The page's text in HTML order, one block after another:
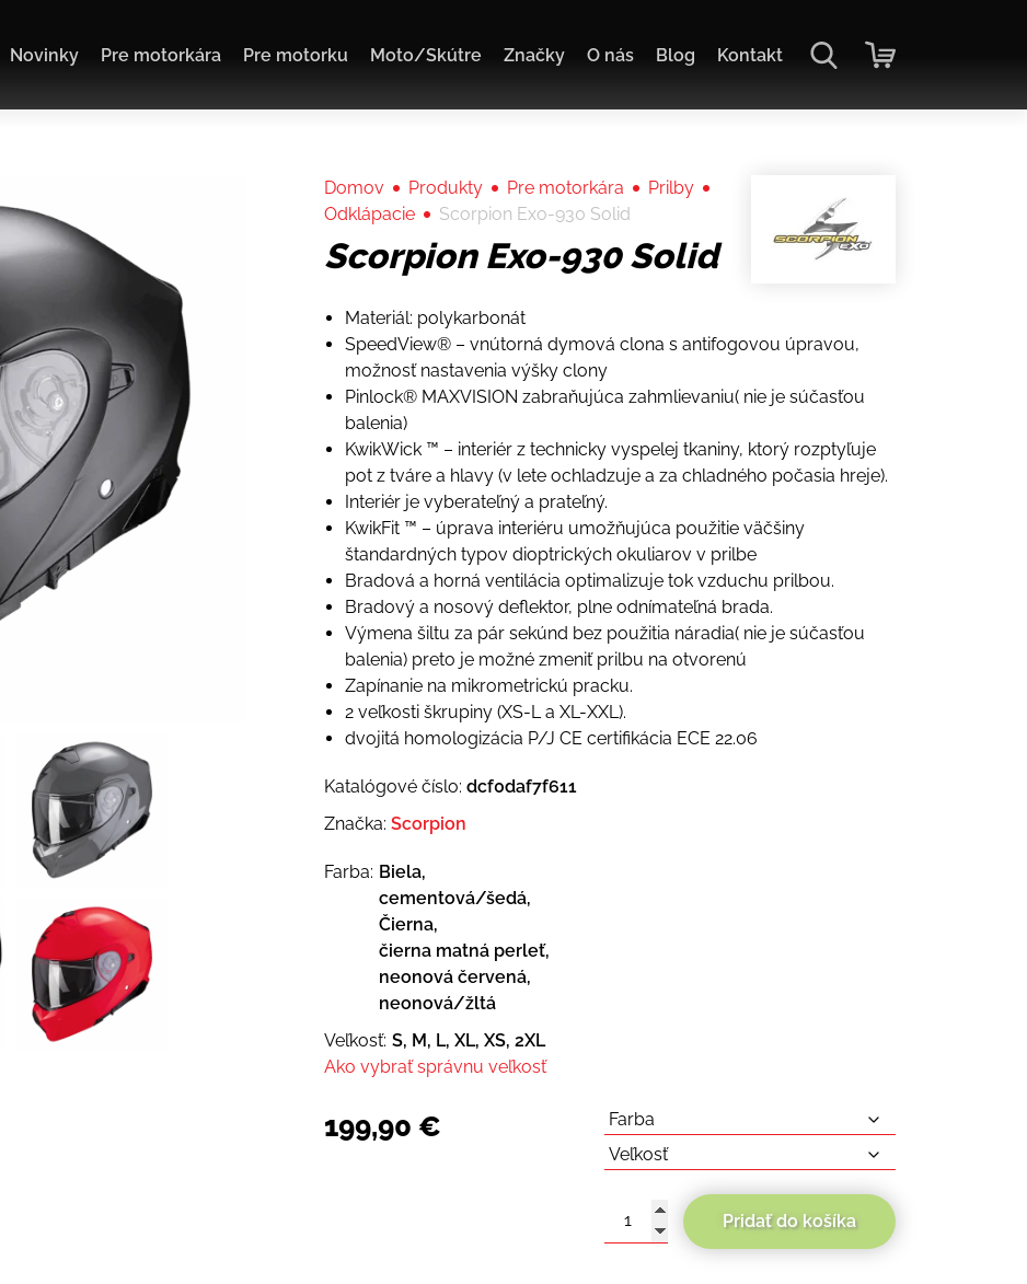
Novinky Pre motorkára Pre motorku Moto/Skútre Značky O nás Blog Kontakt
Domov Produkty Pre motorkára
Prilby
Odklápacie
Scorpion Exo-930 Solid
Scorpion Exo-930 Solid
Materiál: polykarbonát
SpeedView® – vnútorná dymová clona s antifogovou úpravou,
možnosť nastavenia výšky clony
Pinlock® MAXVISION zabraňujúca zahmlievaniu( nie je súčasťou
balenia)
KwikWick ™ – interiér z technicky vyspelej tkaniny, ktorý rozptyľuje
pot z tváre a hlavy (v lete ochladzuje a za chladného počasia hreje).
Interiér je vyberateľný a prateľný.
KwikFit ™ – úprava interiéru umožňujúca použitie väčšiny
štandardných typov dioptrických okuliarov v prilbe
Bradová a horná ventilácia optimalizuje tok vzduchu prilbou.
Bradový a nosový deflektor, plne odnímateľná brada.
Výmena šiltu za pár sekúnd bez použitia náradia( nie je súčasťou
balenia) preto je možné zmeniť prilbu na otvorenú
Zapínanie na mikrometrickú pracku.
2 veľkosti škrupiny (XS-L a XL-XXL).
dvojitá homologizácia P/J CE certifikácia ECE 22.06
Katalógové číslo: dcf0daf7f611
Značka: Scorpion
Farba: Biela,
cementová/šedá,
Čierna,
čierna matná perleť,
neonová červená,
neonová/žltá
Veľkosť: S, M, L, XL, XS, 2XL
Ako vybrať správnu veľkosť
199,90 €
množstvo
Pridať do košíka